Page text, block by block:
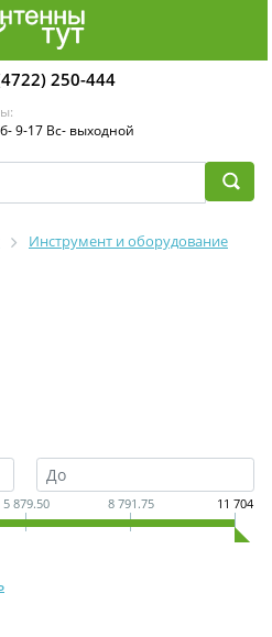
250-444
9-17 Вс- выходной
Инструмент и оборудование
5 879.50 8 791.75 11 704